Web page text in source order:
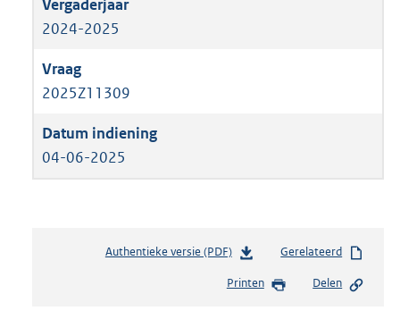
2024-2025
2025Z11309
04-06-2025
Authentieke versie (PDF)b
s
Gerelateerd
Printen Delen